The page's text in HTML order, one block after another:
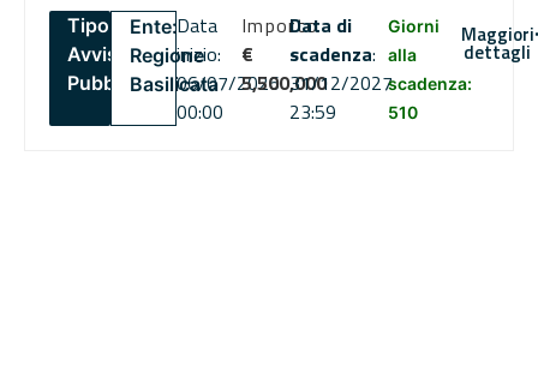
Tipo:
Avviso
Pubblico
Ente:
Regione
Basilicata
Data
inizio:
06/07/2026
00:00
Importo
€
5,500,000
Data di
scadenza:
31/12/2027
23:59
Giorni
alla
scadenza:
510
Maggiori
dettagli